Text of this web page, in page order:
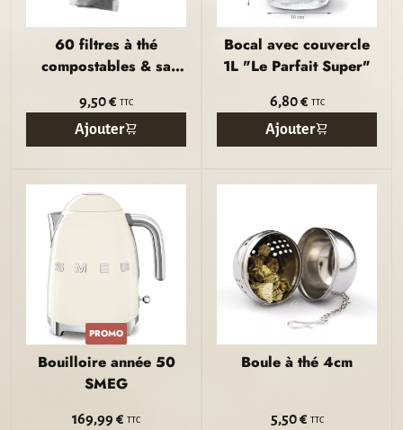
60 filtres à thé
compostables & sa
9,50 € TTC
Ajouter
Bocal avec couvercle
1L "Le Parfait Super"
6,80 € TTC
Ajouter
PROMO
Bouilloire année 50
SMEG
169,99 € TTC
Boule à thé 4cm
5,50 € TTC